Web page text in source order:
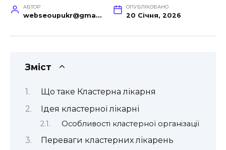
АВТОР
webseoupukr@gmail.com
ОПУБЛІКОВАНО
20 Січня, 2026
Зміст
Що таке Кластерна лікарня
Ідея кластерної лікарні
Особливості кластерної організації
Переваги кластерних лікарень